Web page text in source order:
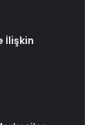
İlişkin